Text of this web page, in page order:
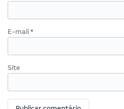
E-mail *
Site